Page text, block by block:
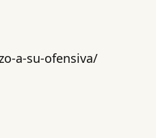
a-su-ofensiva/